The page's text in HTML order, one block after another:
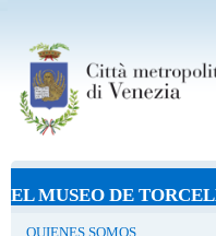
EL MUSEO DE
QUIENES SOMOS